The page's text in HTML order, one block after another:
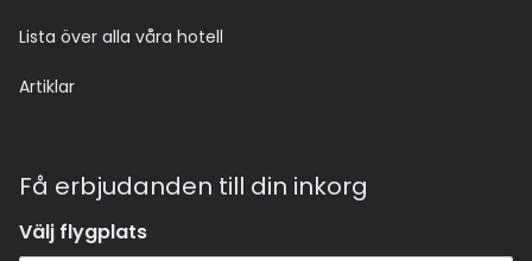
Lista över alla våra hotell
Artiklar
Få erbjudanden till din inkorg
Välj flygplats